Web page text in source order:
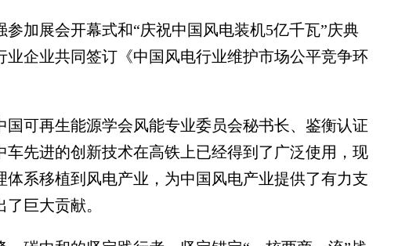
展会开幕式和“庆祝中国风电装机5亿千瓦”庆典
业企业共同签订《中国风电行业维护市场公平竞争环
可再生能源学会风能专业委员会秘书长、鉴衡认证
车先进的创新技术在高铁上已经得到了广泛使用，现
系移植到风电产业，为中国风电产业提供了有力支
巨大贡献。